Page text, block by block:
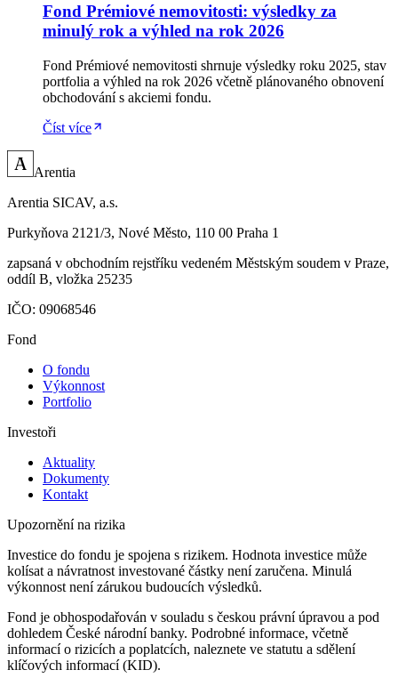
Fond Prémiové nemovitosti: výsledky za
minulý rok a výhled na rok 2026
Fond Prémiové nemovitosti shrnuje výsledky roku 2025, stav
portfolia a výhled na rok 2026 včetně plánovaného obnovení
obchodování s akciemi fondu.
Číst více
A Arentia
Arentia SICAV, a.s.
Purkyňova 2121/3, Nové Město, 110 00 Praha 1
zapsaná v obchodním rejstříku vedeném Městským soudem v Praze,
oddíl B, vložka 25235
IČO: 09068546
Fond
O fondu
Výkonnost
Portfolio
Investoři
Aktuality
Dokumenty
Kontakt
Upozornění na rizika
Investice do fondu je spojena s rizikem. Hodnota investice může
kolísat a návratnost investované částky není zaručena. Minulá
výkonnost není zárukou budoucích výsledků.
Fond je obhospodařován v souladu s českou právní úpravou a pod
dohledem České národní banky. Podrobné informace, včetně
informací o rizicích a poplatcích, naleznete ve statutu a sdělení
klíčových informací (KID).